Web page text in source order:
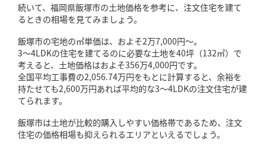
続いて、福岡県飯塚市の土地価格を参考に、注文住宅を建て
るときの相場を見てみましょう。
飯塚市の宅地の㎡単価は、およそ2万7,000円～。
3～4LDKの住宅を建てるのに必要な土地を40坪（132㎡）で
考えると、土地価格はおよそ356万4,000円です。
全国平均工事費の2,056.74万円をもとに計算すると、余裕を
持たせても2,600万円あれば平均的な3～4LDKの注文住宅が建
てられます。
飯塚市は土地が比較的購入しやすい価格帯であるため、注文
住宅の価格相場も抑えられるエリアといえるでしょう。